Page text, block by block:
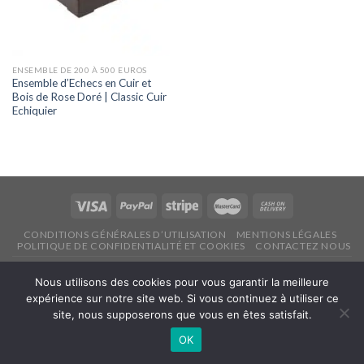
ENSEMBLE DE 200 À 500 EUROS
Ensemble d’Echecs en Cuir et
Bois de Rose Doré | Classic Cuir
Echiquier
CONDITIONS GÉNÉRALES D’UTILISATION
MENTIONS LÉGALES
POLITIQUE DE CONFIDENTIALITÉ ET COOKIES
CONTACTEZ NOUS
Français
Nous utilisons des cookies pour vous garantir la meilleure
expérience sur notre site web. Si vous continuez à utiliser ce
site, nous supposerons que vous en êtes satisfait.
OK